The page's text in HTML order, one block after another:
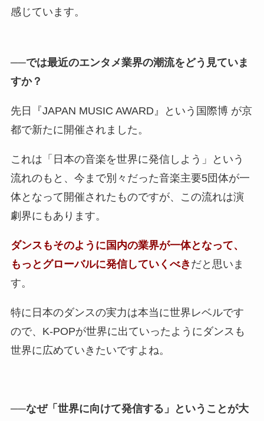
感じています。
──では最近のエンタメ業界の潮流をどう見ていま
すか？
先日『JAPAN MUSIC AWARD』という国際博 が京
都で新たに開催されました。
これは「日本の音楽を世界に発信しよう」という
流れのもと、今まで別々だった音楽主要5団体が一
体となって開催されたものですが、この流れは演
劇界にもあります。
ダンスもそのように国内の業界が一体となって、
もっとグローバルに発信していくべき だと思いま
す。
特に日本のダンスの実力は本当に世界レベルです
ので、K-POPが世界に出ていったようにダンスも
世界に広めていきたいですよね。
──なぜ「世界に向けて発信する」ということが大